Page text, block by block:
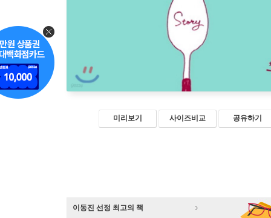
미리보기 사이즈비교 공유하기
이동진 선정 최고의 책